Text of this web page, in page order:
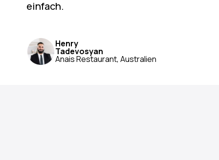
einfach.
Henry
Tadevosyan
Anais Restaurant, Australien